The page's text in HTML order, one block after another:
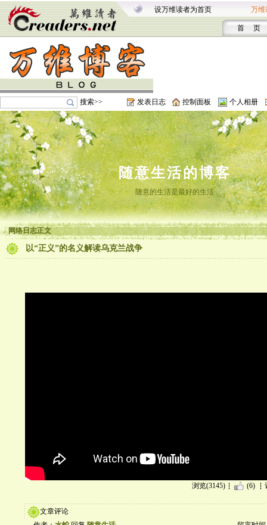
设万维读者为首页 万维
首 页
搜索>> 发表日志 控制面板 个人相册
随意生活的博客
随意的生活是最好的生活
网络日志正文
以“正义”的名义解读乌克兰战争
浏览(3145) (6)
文章评论